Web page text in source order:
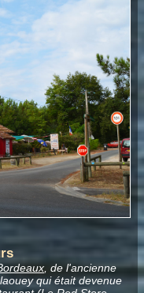
, de l'ancienne
qui était devenue